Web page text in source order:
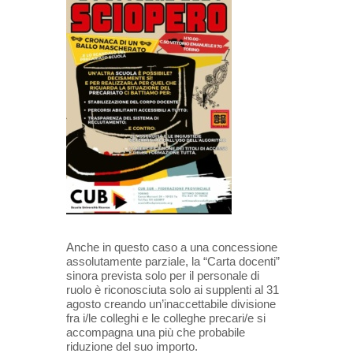
Anche in questo caso a una concessione
assolutamente parziale, la “Carta docenti”
sinora prevista solo per il personale di
ruolo è riconosciuta solo ai supplenti al 31
agosto creando un’inaccettabile divisione
fra i/le colleghi e le colleghe precari/e si
accompagna una più che probabile
riduzione del suo importo.